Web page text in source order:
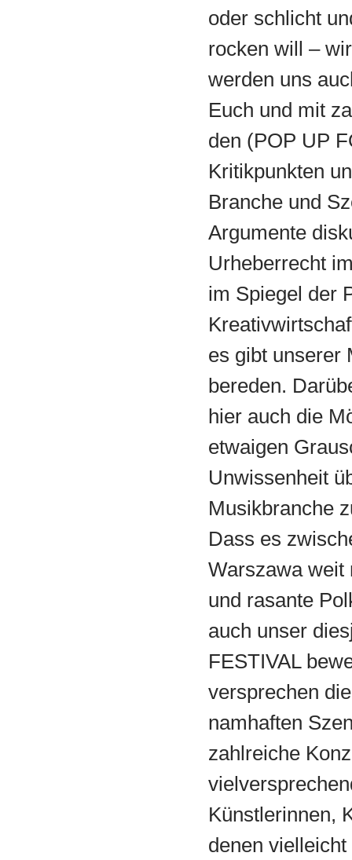
oder schlicht
rocken will –
werden uns
Euch und mit
den (POP UP
Kritikpunkten
Branche und
Argumente
Urheberrecht
im Spiegel der
es gibt unserer
bereden.
hier auch die
etwaigen
Unwissenheit
Musikbranche
Dass es
Warszawa weit
und rasante
auch unser
FESTIVAL
versprechen
namhaften
zahlreiche
Künstlerinnen,
denen